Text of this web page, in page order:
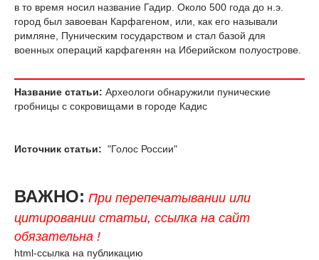
в то время носил название Гадир. Около 500 года до н.э.
город был завоеван Карфагеном, или, как его называли
римляне, Пуническим государством и стал базой для
военных операций карфагенян на Иберийском полуострове.
Название статьи: Археологи обнаружили пунические
гробницы с сокровищами в городе Кадис
Источник статьи: "Голос России"
ВАЖНО: При перепечатывании или
цитировании статьи, ссылка на сайт
обязательна !
html-ссылка на публикацию